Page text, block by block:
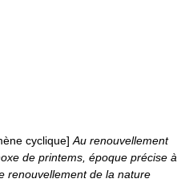
cyclique] Au renouvellement
de printems, époque précise à
renouvellement de la nature